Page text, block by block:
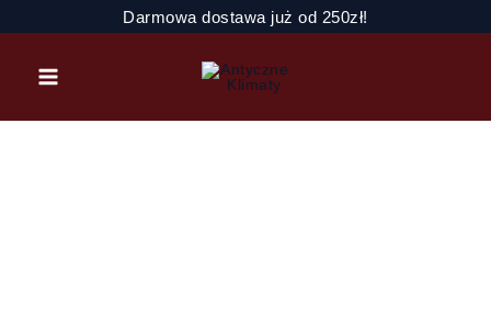
do
Darmowa dostawa już od 250zł!
Srebrny
pucharek,